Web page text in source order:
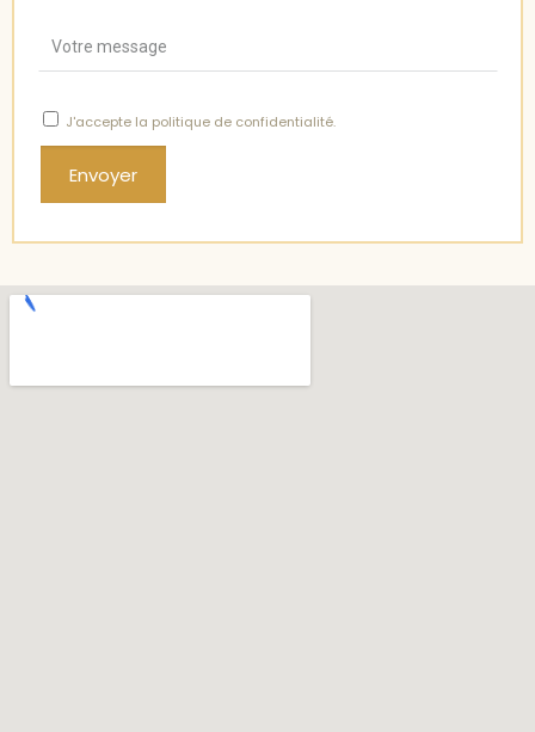
J'acceptela politique de confidentialité.
Envoyer